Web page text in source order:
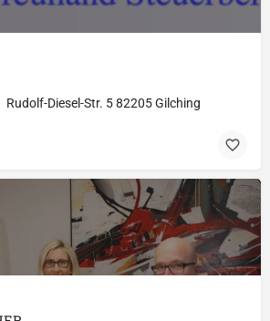
Rudolf-Diesel-Str. 5 82205 Gilching